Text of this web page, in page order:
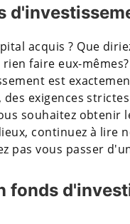
acquis ? Que
faire eux-
est
exigences
souhaitez
continuez à lire
pas vous passer
fonds